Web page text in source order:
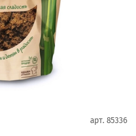
арт. 85336